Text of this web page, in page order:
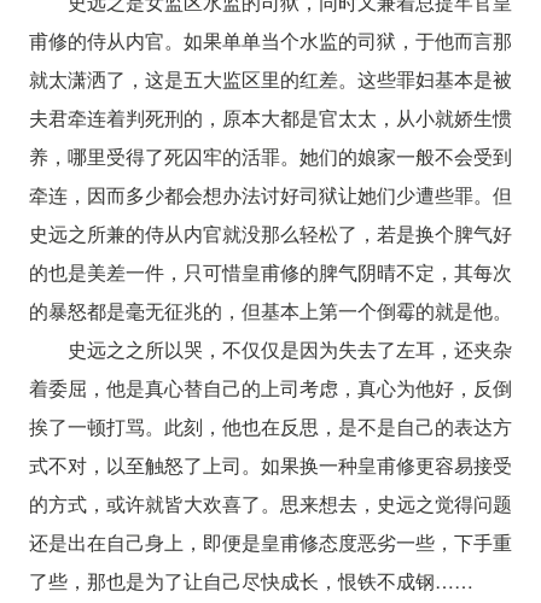
甫修的侍从内官。如果单单当个水监的司狱，于他而言那
就太潇洒了，这是五大监区里的红差。这些罪妇基本是被
夫君牵连着判死刑的，原本大都是官太太，从小就娇生惯
养，哪里受得了死囚牢的活罪。她们的娘家一般不会受到
牵连，因而多少都会想办法讨好司狱让她们少遭些罪。但
史远之所兼的侍从内官就没那么轻松了，若是换个脾气好
的也是美差一件，只可惜皇甫修的脾气阴晴不定，其每次
的暴怒都是毫无征兆的，但基本上第一个倒霉的就是他。
史远之之所以哭，不仅仅是因为失去了左耳，还夹杂
着委屈，他是真心替自己的上司考虑，真心为他好，反倒
挨了一顿打骂。此刻，他也在反思，是不是自己的表达方
式不对，以至触怒了上司。如果换一种皇甫修更容易接受
的方式，或许就皆大欢喜了。思来想去，史远之觉得问题
还是出在自己身上，即便是皇甫修态度恶劣一些，下手重
了些，那也是为了让自己尽快成长，恨铁不成钢……